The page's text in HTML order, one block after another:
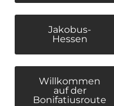
Jakobus-
Hessen
Willkommen
auf der
Bonifatiusroute